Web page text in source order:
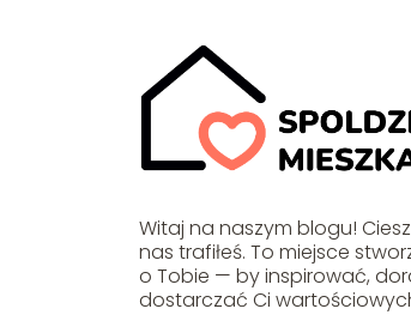
Witaj na naszym blogu!
nas trafiłeś. To miejsce
o Tobie — by inspirować,
dostarczać Ci